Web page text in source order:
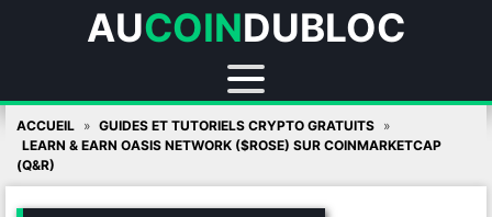
AUCOINDUBLOC
Skip
content
ACCUEIL
GUIDES ET TUTORIELS CRYPTO GRATUITS
LEARN & EARN OASIS NETWORK ($ROSE) SUR COINMARKETCAP
(Q&R)